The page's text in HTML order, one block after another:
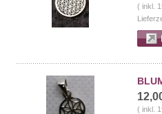
( inkl.
( inkl.